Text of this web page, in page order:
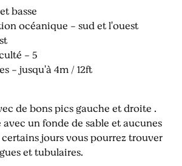
basse
océanique - sud et l'ouest
- 5
- jusqu'à 4m / 12ft
de bons pics gauche et droite .
avec un fonde de sable et aucunes
jours vous pourrez trouver
et tubulaires.